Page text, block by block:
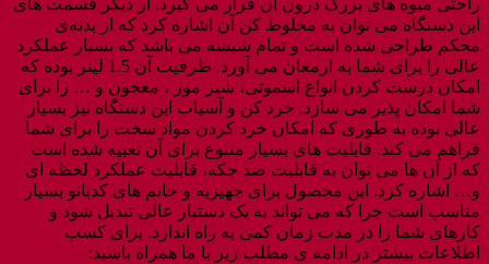
راحتی میوه های بزرگ درون آن قرار می گیرد. از دیگر قسمت های
این دستگاه می توان به مخلوط کن آن اشاره کرد که از بدنه‌ی
محکم طراحی شده است و تمام شیشه می باشد که بسیار عملکرد
عالی را برای شما به ارمغان می آورد. ظرفیت آن 1.5 لیتر بوده که
امکان درست کردن انواع اسموتی، شیر موز ، معجون و … را برای
شما امکان پذیر می سازد. خرد کن و آسیاب این دستگاه نیز بسیار
عالی بوده به طوری که امکان خرد کردن مواد سخت را برای شما
فراهم می کند. قابلیت های بسیار متنوع برای آن تعبیه شده است
که از آن ها می توان به قابلیت ضد چکه، قابلیت عملکرد لحظه ای
و… اشاره کرد. این محصول برای جهیزیه و خانم های کدبانو بسیار
مناسب است چرا که می تواند به یک دستیار عالی تبدیل شود و
کارهای شما را در مدت زمان کمی به راه اندازد. برای کسب
اطلاعات بیشتر در ادامه ی مطلب زیر با ما همراه باشید: